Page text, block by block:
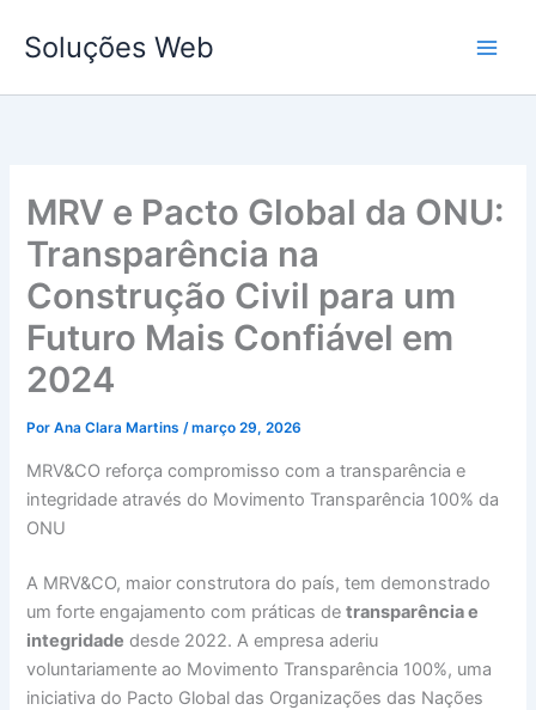
para
conteúdo
Soluções Web
MRV e Pacto Global da ONU:
Transparência na
Construção Civil para um
Futuro Mais Confiável em
2024
PorAna Clara Martins/março 29, 2026
MRV&CO reforça compromisso com a transparência e
integridade através do Movimento Transparência 100% da
ONU
A MRV&CO, maior construtora do país, tem demonstrado
um forte engajamento com práticas detransparência e
integridade desde 2022. A empresa aderiu
voluntariamente ao Movimento Transparência 100%, uma
iniciativa do Pacto Global das Organizações das Nações